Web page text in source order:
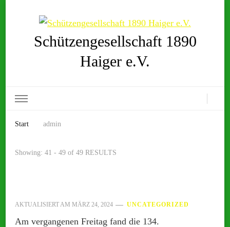
Schützengesellschaft 1890
Haiger e.V.
Start admin
Showing: 41 - 49 of 49 RESULTS
AKTUALISIERT AM MÄRZ 24, 2024 UNCATEGORIZED
Am vergangenen Freitag fand die 134.